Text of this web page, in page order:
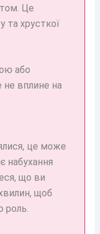
Це
та хрусткої
або
вплине на
це може
набухання
що ви
щоб
роль.